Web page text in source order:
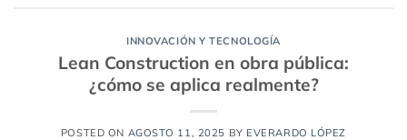
INNOVACIÓN Y TECNOLOGÍA
Lean Construction en obra pública:
¿cómo se aplica realmente?
POSTED ON AGOSTO 11, 2025 BY EVERARDO LÓPEZ